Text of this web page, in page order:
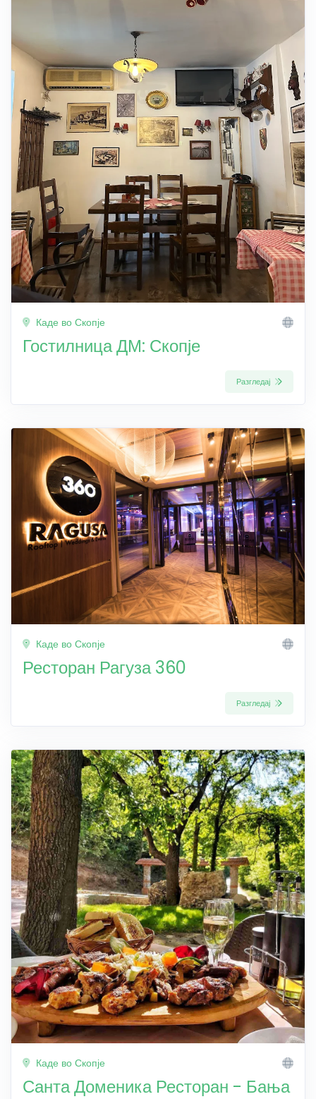
Каде во Скопје
Гостилница ДМ: Скопје
Разгледај
Каде во Скопје
Ресторан Рагуза 360
Разгледај
Каде во Скопје
Санта Доменика Ресторан - Бања